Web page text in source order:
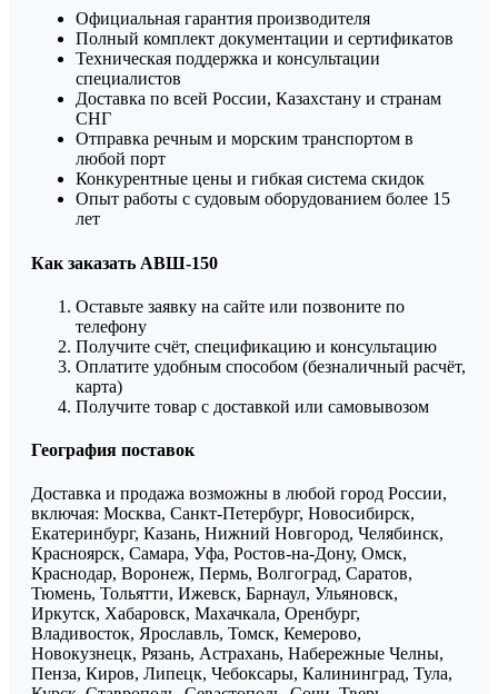
Официальная гарантия производителя
Полный комплект документации и сертификатов
Техническая поддержка и консультации
специалистов
Доставка по всей России, Казахстану и странам
СНГ
Отправка речным и морским транспортом в
любой порт
Конкурентные цены и гибкая система скидок
Опыт работы с судовым оборудованием более 15
лет
Как заказать АВШ-150
Оставьте заявку на сайте или позвоните по
телефону
Получите счёт, спецификацию и консультацию
Оплатите удобным способом (безналичный расчёт,
карта)
Получите товар с доставкой или самовывозом
География поставок
Доставка и продажа возможны в любой город России,
включая: Москва, Санкт-Петербург, Новосибирск,
Екатеринбург, Казань, Нижний Новгород, Челябинск,
Красноярск, Самара, Уфа, Ростов-на-Дону, Омск,
Краснодар, Воронеж, Пермь, Волгоград, Саратов,
Тюмень, Тольятти, Ижевск, Барнаул, Ульяновск,
Иркутск, Хабаровск, Махачкала, Оренбург,
Владивосток, Ярославль, Томск, Кемерово,
Новокузнецк, Рязань, Астрахань, Набережные Челны,
Пенза, Киров, Липецк, Чебоксары, Калининград, Тула,